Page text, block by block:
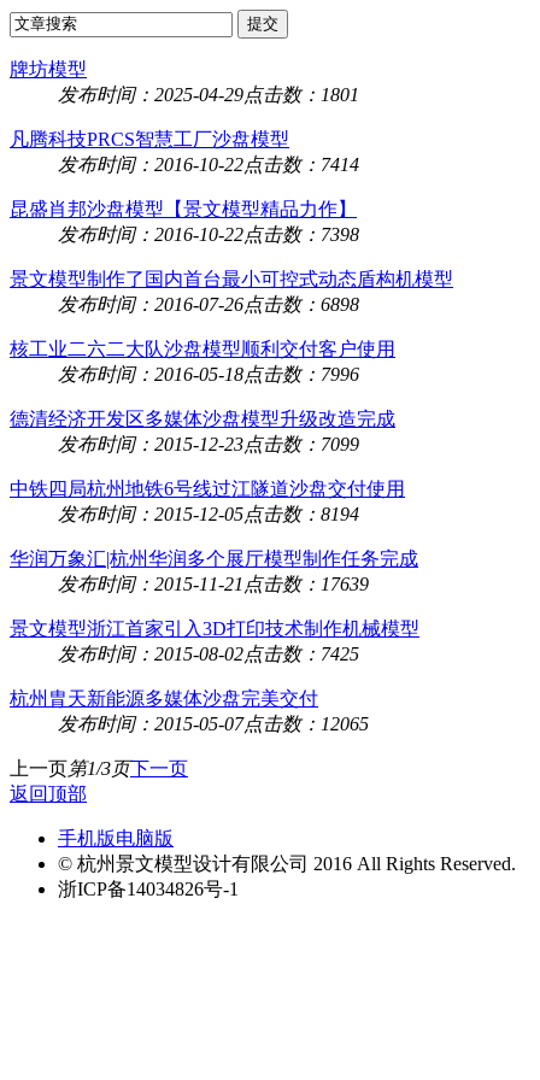
牌坊模型
发布时间：2025-04-29点击数：1801
凡腾科技PRCS智慧工厂沙盘模型
发布时间：2016-10-22点击数：7414
昆盛肖邦沙盘模型【景文模型精品力作】
发布时间：2016-10-22点击数：7398
景文模型制作了国内首台最小可控式动态盾构机模型
发布时间：2016-07-26点击数：6898
核工业二六二大队沙盘模型顺利交付客户使用
发布时间：2016-05-18点击数：7996
德清经济开发区多媒体沙盘模型升级改造完成
发布时间：2015-12-23点击数：7099
中铁四局杭州地铁6号线过江隧道沙盘交付使用
发布时间：2015-12-05点击数：8194
华润万象汇|杭州华润多个展厅模型制作任务完成
发布时间：2015-11-21 点击数：17639
景文模型浙江首家引入3D打印技术制作机械模型
发布时间：2015-08-02点击数：7425
杭州胄天新能源多媒体沙盘完美交付
发布时间：2015-05-07点击数：12065
上一页第1/3页下一页
返回顶部
手机版电脑版
© 杭州景文模型设计有限公司 2016 All Rights Reserved.
浙ICP备14034826号-1